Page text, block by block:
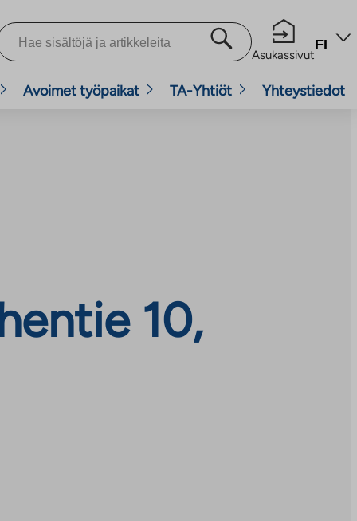
Asukassivut
FI
Avoimet työpaikat TA-Yhtiöt Yhteystiedot
10,